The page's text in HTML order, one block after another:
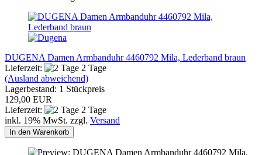
DUGENA Damen Armbanduhr 4460792 Mila, Lederband braun
Lieferzeit:
2 Tage
(Ausland abweichend)
Lagerbestand: 1 Stückpreis
129,00 EUR
Lieferzeit:
2 Tage
inkl. 19% MwSt. zzgl. Versand
In den Warenkorb